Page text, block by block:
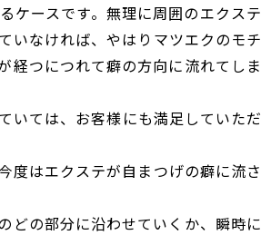
ケースです。無理に周囲のエクステ
いなければ、やはりマツエクのモチ
経つにつれて癖の方向に流れてしま
いては、お客様にも満足していただ
度はエクステが自まつげの癖に流さ
どの部分に沿わせていくか、瞬時に